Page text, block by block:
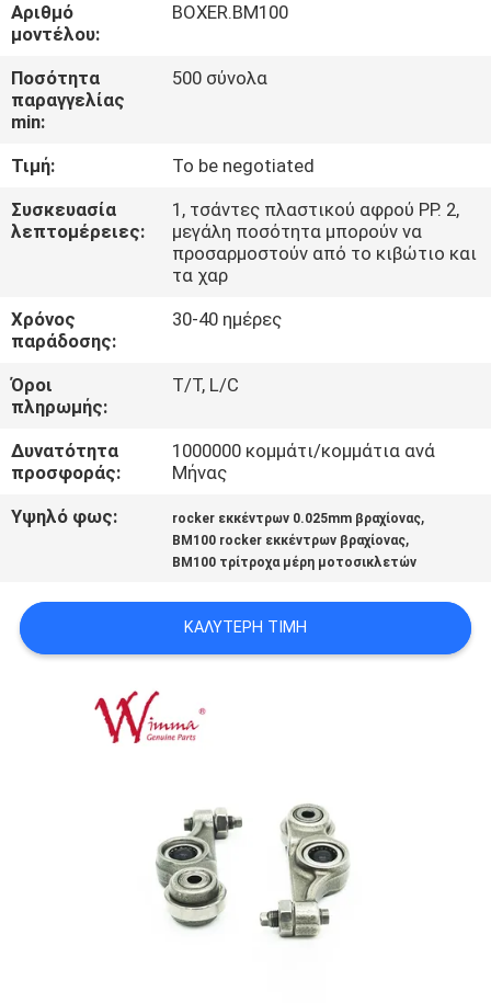
ΕΠΙΣΚΕΨΉ
ΕΡΓΟΣΤΑΣΊΟΥ
ΠΟΙΌΤΗΤΑΣ
ΕΙΔΉΣΕΙΣ
ΖΗΤΉΣΤΕ
ΜΙΑ
ΠΡΟΣΦΟΡΆ
ΧΆΡΤΗΣ
ΙΣΤΌΤΟΠΟΥ
ΜΥΣΤΙΚΌΤΗΤΑΣ
Αριθμό
μοντέλου:
BOXER.BM100
Ποσότητα
παραγγελίας
min:
500 σύνολα
Τιμή:
To be negotiated
Συσκευασία
λεπτομέρειες:
1, τσάντες πλαστικού αφρού PP. 2,
μεγάλη ποσότητα μπορούν να
προσαρμοστούν από το κιβώτιο και
τα χαρ
Χρόνος
παράδοσης:
30-40 ημέρες
Όροι
πληρωμής:
T/T, L/C
Δυνατότητα
προσφοράς:
1000000 κομμάτι/κομμάτια ανά
Μήνας
Υψηλό φως:
rocker εκκέντρων 0.025mm βραχίονας,
BM100 rocker εκκέντρων βραχίονας,
BM100 τρίτροχα μέρη μοτοσικλετών
ΚΑΛΎΤΕΡΗ ΤΙΜΉ